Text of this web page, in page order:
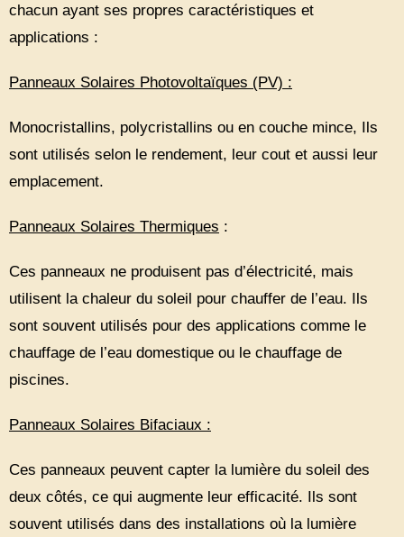
chacun ayant ses propres caractéristiques et
applications :
Panneaux Solaires Photovoltaïques (PV) :
Monocristallins, polycristallins ou en couche mince, Ils
sont utilisés selon le rendement, leur cout et aussi leur
emplacement.
Panneaux Solaires Thermiques :
Ces panneaux ne produisent pas d’électricité, mais
utilisent la chaleur du soleil pour chauffer de l’eau. Ils
sont souvent utilisés pour des applications comme le
chauffage de l’eau domestique ou le chauffage de
piscines.
Panneaux Solaires Bifaciaux :
Ces panneaux peuvent capter la lumière du soleil des
deux côtés, ce qui augmente leur efficacité. Ils sont
souvent utilisés dans des installations où la lumière